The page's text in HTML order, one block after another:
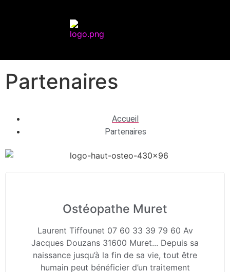
Partenaires
Accueil
Partenaires
Ostéopathe Muret
Laurent Tiffounet 07 60 33 39 79 60 Av
Jacques Douzans 31600 Muret... Depuis sa
naissance jusqu’à la fin de sa vie, tout être
humain peut bénéficier d’un traitement